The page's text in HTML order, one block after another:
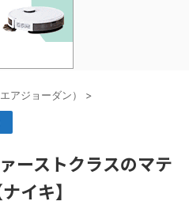
アジョーダン） >
ーストクラスのマテ
イキ】